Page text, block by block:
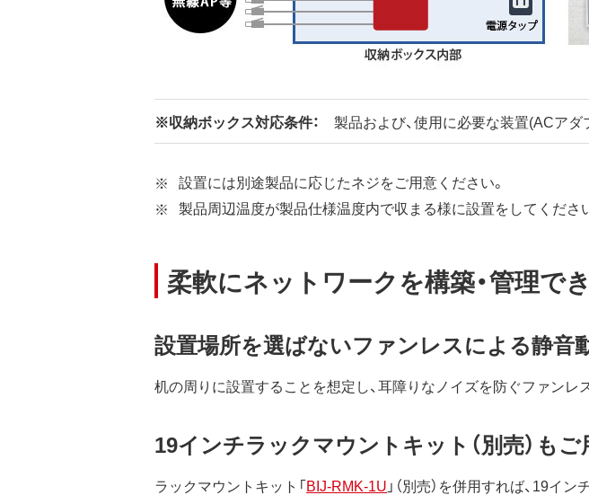
※収納ボックス対応条件： 製品および、使用に必要な装置(ACア
設置には別途製品に応じたネジをご用意ください。
製品周辺温度が製品仕様温度内で収まる様に設置をしてくださ
柔軟にネットワークを構築・管理で
設置場所を選ばないファンレスによる静音
机の周りに設置することを想定し、耳障りなノイズを防ぐファン
19インチラックマウントキット（別売）もご
ラックマウントキット「BIJ-RMK-1U 」（別売）を併用すれば、19イ